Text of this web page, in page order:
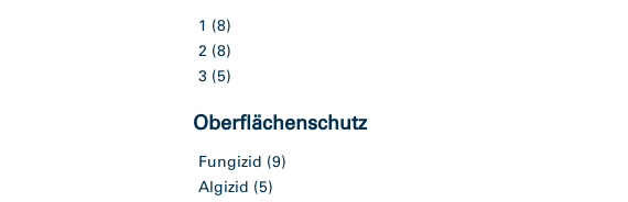
1 (8)
2 (8)
3 (5)
Oberflächenschutz
Fungizid (9)
Algizid (5)